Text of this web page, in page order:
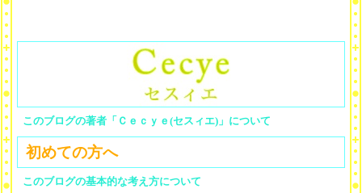
このブログの著者「Ｃｅｃｙｅ(セスィエ)」について
初めての方へ
このブログの基本的な考え方について